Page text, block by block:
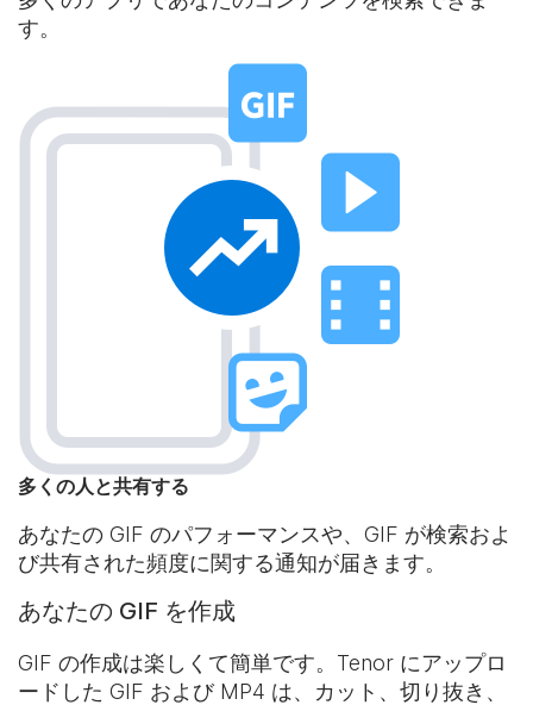
す。
多くの人と共有する
あなたの GIF のパフォーマンスや、GIF が検索およ
び共有された頻度に関する通知が届きます。
あなたの GIF を作成
GIF の作成は楽しくて簡単です。Tenor にアップロ
ードした GIF および MP4 は、カット、切り抜き、